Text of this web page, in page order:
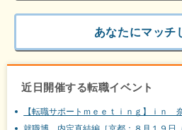
あなたにマッチ
近日開催する転職イベント
【転職サポートｍｅｅｔｉｎｇ】ｉｎ